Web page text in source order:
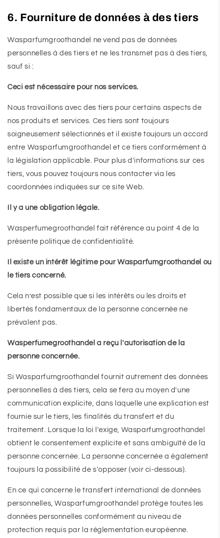
6. Fourniture de données à des tiers
Wasparfumgroothandel ne vend pas de données
personnelles à des tiers et ne les transmet pas à des tiers,
sauf si :
Ceci est nécessaire pour nos services.
Nous travaillons avec des tiers pour certains aspects de
nos produits et services. Ces tiers sont toujours
soigneusement sélectionnés et il existe toujours un accord
entre Wasparfumgroothandel et ce tiers conformément à
la législation applicable. Pour plus d'informations sur ces
tiers, vous pouvez toujours nous contacter via les
coordonnées indiquées sur ce site Web.
Il y a une obligation légale.
Wasperfumegroothandel fait référence au point 4 de la
présente politique de confidentialité.
Il existe un intérêt légitime pour Wasparfumgroothandel ou
le tiers concerné.
Cela n’est possible que si les intérêts ou les droits et
libertés fondamentaux de la personne concernée ne
prévalent pas.
Wasperfumegroothandel a reçu l'autorisation de la
personne concernée.
Si Wasparfumgroothandel fournit autrement des données
personnelles à des tiers, cela se fera au moyen d'une
communication explicite, dans laquelle une explication est
fournie sur le tiers, les finalités du transfert et du
traitement. Lorsque la loi l'exige, Wasparfumgroothandel
obtient le consentement explicite et sans ambiguïté de la
personne concernée. La personne concernée a également
toujours la possibilité de s'opposer (voir ci-dessous).
En ce qui concerne le transfert international de données
personnelles, Wasparfumgroothandel protège toutes les
données personnelles conformément au niveau de
protection requis par la réglementation européenne.